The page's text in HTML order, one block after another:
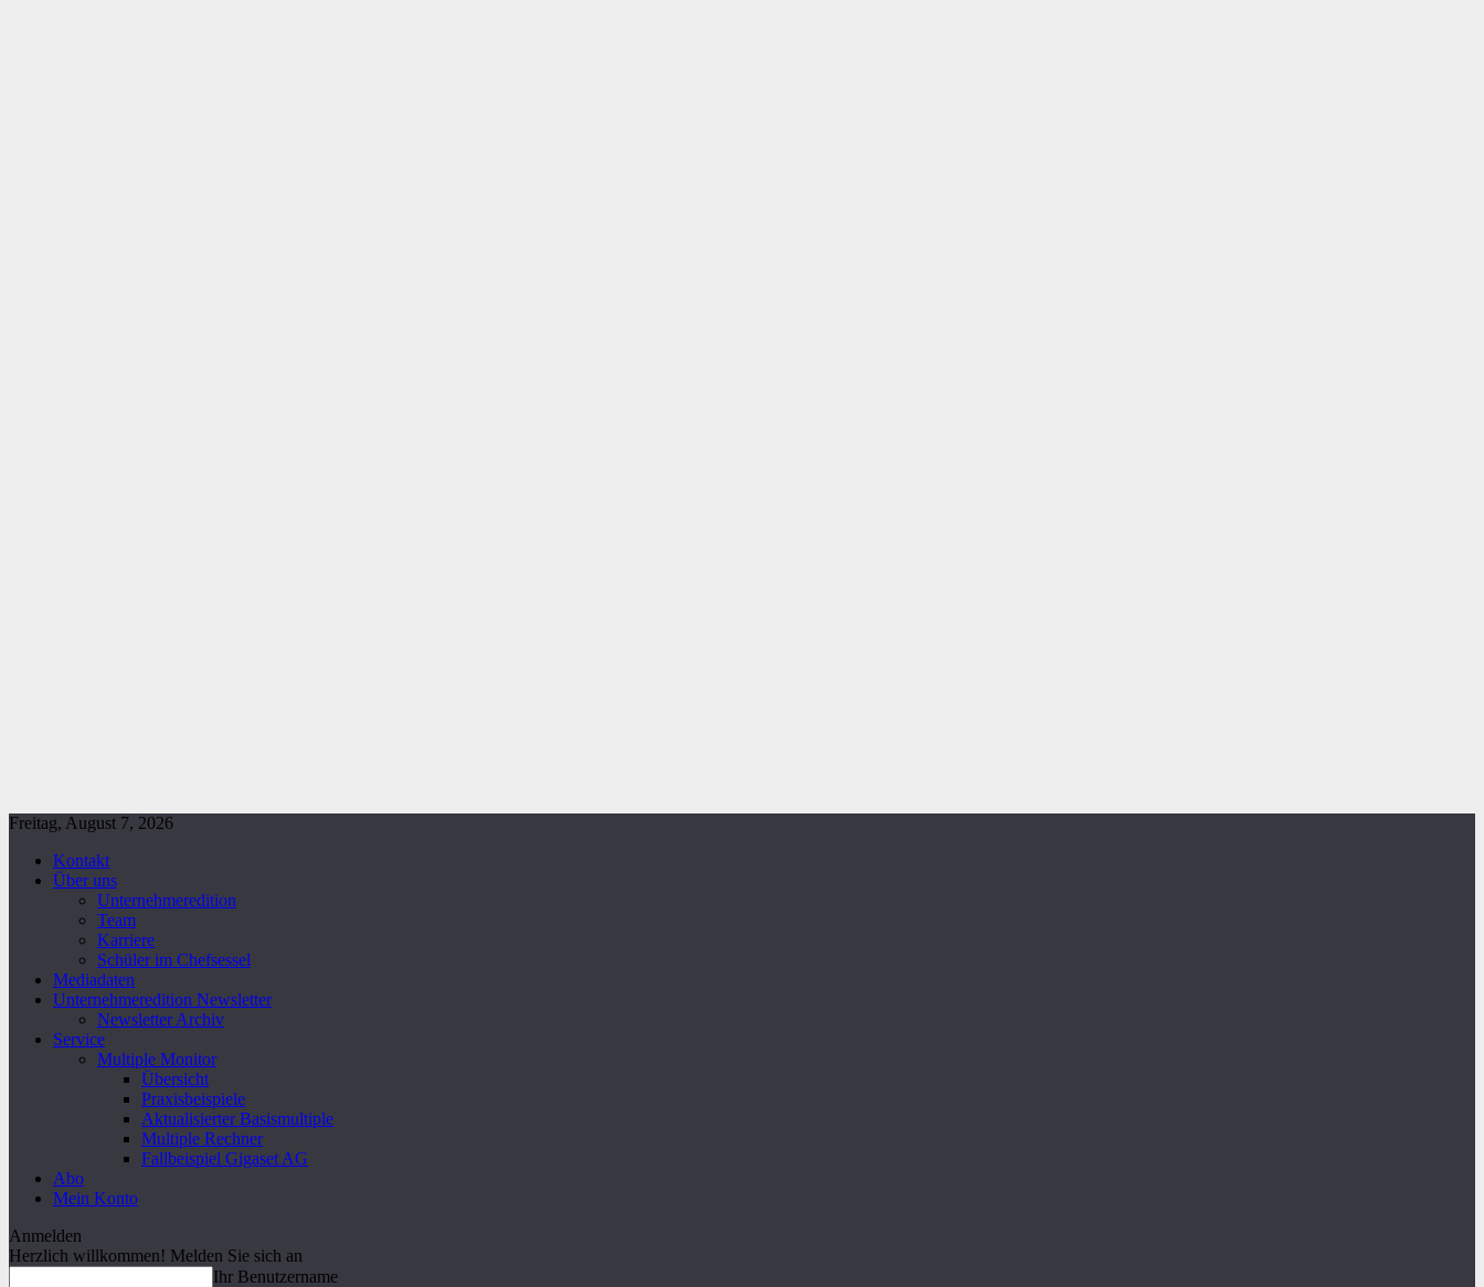
Freitag, August 7, 2026
Kontakt
Über uns
Unternehmeredition
Team
Karriere
Schüler im Chefsessel
Mediadaten
Unternehmeredition Newsletter
Newsletter Archiv
Service
Multiple Monitor
Übersicht
Praxisbeispiele
Aktualisierter Basismultiple
Multiple Rechner
Fallbeispiel Gigaset AG
Abo
Mein Konto
Anmelden
Herzlich willkommen! Melden Sie sich an
Ihr Benutzername